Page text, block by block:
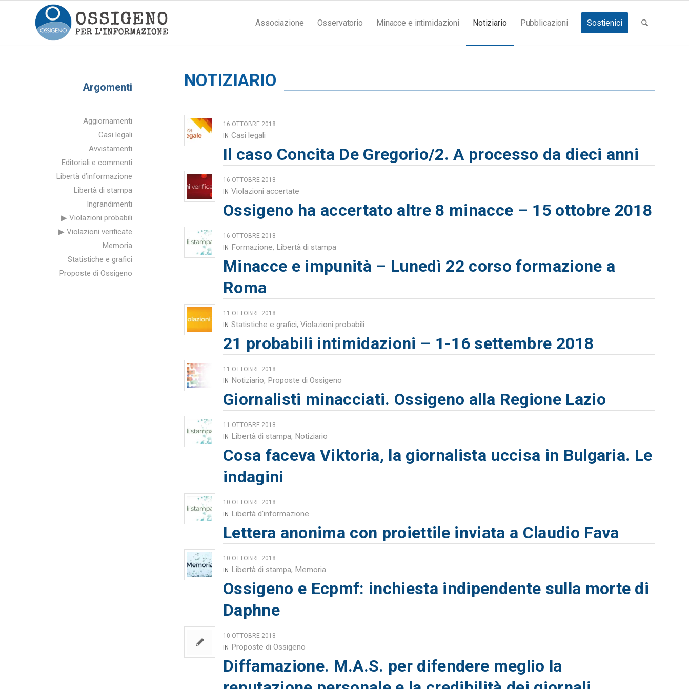
Associazione Osservatorio Minacce e intimidazioni Notiziario Pubblicazioni Sostienici
NOTIZIARIO
16 OTTOBRE 2018
IN Casi legali
Il caso Concita De Gregorio/2. A processo da dieci anni
16 OTTOBRE 2018
IN Violazioni accertate
Ossigeno ha accertato altre 8 minacce – 15 ottobre 2018
16 OTTOBRE 2018
IN Formazione, Libertà di stampa
Minacce e impunità – Lunedì 22 corso formazione a
Roma
11 OTTOBRE 2018
IN Statistiche e grafici, Violazioni probabili
21 probabili intimidazioni – 1-16 settembre 2018
11 OTTOBRE 2018
IN Notiziario, Proposte di Ossigeno
Giornalisti minacciati. Ossigeno alla Regione Lazio
11 OTTOBRE 2018
IN Libertà di stampa, Notiziario
Cosa faceva Viktoria, la giornalista uccisa in Bulgaria. Le
indagini
10 OTTOBRE 2018
IN Libertà d'informazione
Lettera anonima con proiettile inviata a Claudio Fava
10 OTTOBRE 2018
IN Libertà di stampa, Memoria
Ossigeno e Ecpmf: inchiesta indipendente sulla morte di
Daphne
10 OTTOBRE 2018
IN Proposte di Ossigeno
Diffamazione. M.A.S. per difendere meglio la
Argomenti
Aggiornamenti
Casi legali
Avvistamenti
Editoriali e commenti
Libertà d’informazione
Libertà di stampa
Ingrandimenti
▶ Violazioni probabili
▶ Violazioni verificate
Memoria
Statistiche e grafici
Proposte di Ossigeno